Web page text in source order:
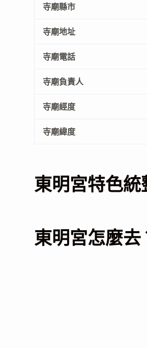
寺廟縣市
寺廟地址
寺廟電話
寺廟負責人
寺廟經度
寺廟緯度
東明宮特色統
東明宮怎麼去